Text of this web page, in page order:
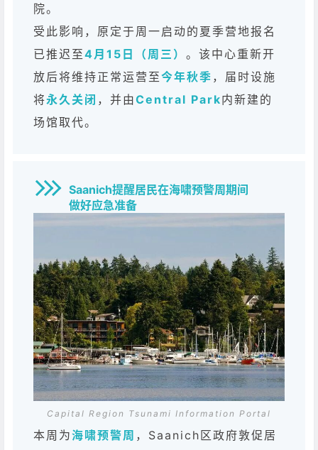
院。
受此影响，原定于周一启动的夏季营地报名
已推迟至4月15日（周三） 。该中心重新开
放后将维持正常运营至今年秋季 ，届时设施
将永久关闭 ，并由Central Park内新建的
场馆取代。
Saanich提醒居民在海啸预警周期间
做好应急准备
Capital Region Tsunami Information Portal
本周为海啸预警周 ，Saanich区政府敦促居